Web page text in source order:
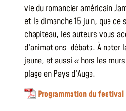
vie du romancier américain
et le dimanche 15 juin, que ce
chapiteau, les auteurs vous
d’animations-débats. À noter
jeune, et aussi « hors les
plage en Pays d’Auge.
Programmation du